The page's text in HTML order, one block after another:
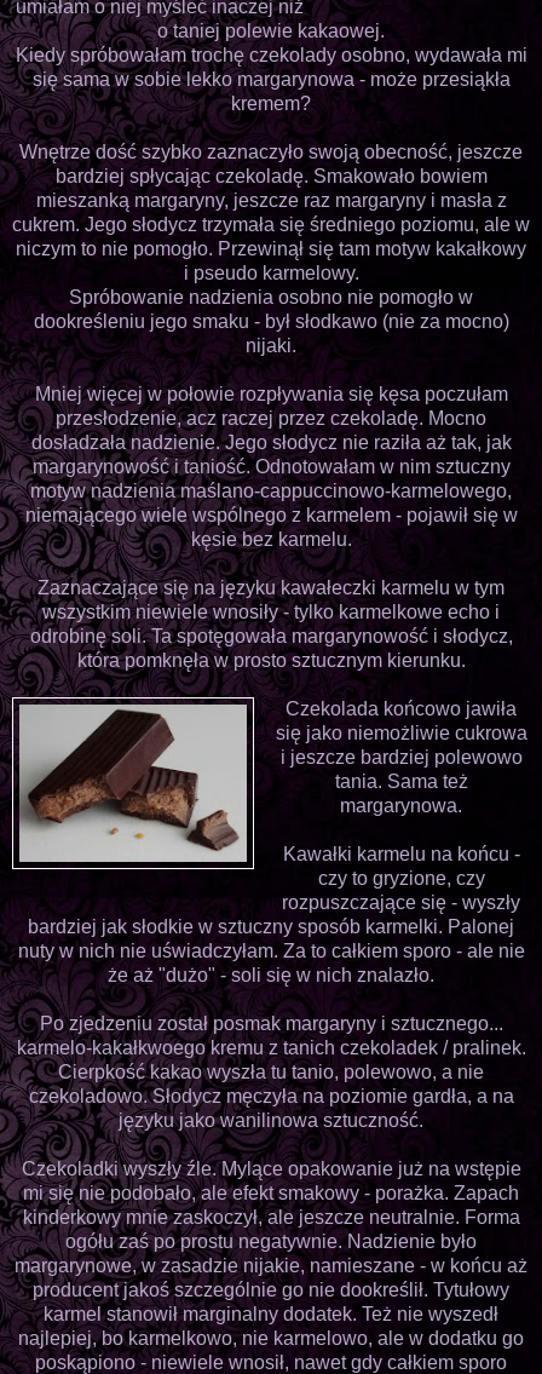
umiałam o niej myśleć inaczej niż
o taniej polewie kakaowej.
Kiedy spróbowałam trochę czekolady osobno, wydawała mi
się sama w sobie lekko margarynowa - może przesiąkła
kremem?
Wnętrze dość szybko zaznaczyło swoją obecność, jeszcze
bardziej spłycając czekoladę. Smakowało bowiem
mieszanką margaryny, jeszcze raz margaryny i masła z
cukrem. Jego słodycz trzymała się średniego poziomu, ale w
niczym to nie pomogło. Przewinął się tam motyw kakałkowy
i pseudo karmelowy.
Spróbowanie nadzienia osobno nie pomogło w
dookreśleniu jego smaku - był słodkawo (nie za mocno)
nijaki.
Mniej więcej w połowie rozpływania się kęsa poczułam
przesłodzenie, acz raczej przez czekoladę. Mocno
dosładzała nadzienie. Jego słodycz nie raziła aż tak, jak
margarynowość i taniość. Odnotowałam w nim sztuczny
motyw nadzienia maślano-cappuccinowo-karmelowego,
niemającego wiele wspólnego z karmelem - pojawił się w
kęsie bez karmelu.
Zaznaczające się na języku kawałeczki karmelu w tym
wszystkim niewiele wnosiły - tylko karmelkowe echo i
odrobinę soli. Ta spotęgowała margarynowość i słodycz,
która pomknęła w prosto sztucznym kierunku.
Czekolada końcowo jawiła
się jako niemożliwie cukrowa
i jeszcze bardziej polewowo
tania. Sama też
margarynowa.
Kawałki karmelu na końcu -
czy to gryzione, czy
rozpuszczające się - wyszły
bardziej jak słodkie w sztuczny sposób karmelki. Palonej
nuty w nich nie uświadczyłam. Za to całkiem sporo - ale nie
że aż "dużo" - soli się w nich znalazło.
Po zjedzeniu został posmak margaryny i sztucznego...
karmelo-kakałkwoego kremu z tanich czekoladek / pralinek.
Cierpkość kakao wyszła tu tanio, polewowo, a nie
czekoladowo. Słodycz męczyła na poziomie gardła, a na
języku jako wanilinowa sztuczność.
Czekoladki wyszły źle. Mylące opakowanie już na wstępie
mi się nie podobało, ale efekt smakowy - porażka. Zapach
kinderkowy mnie zaskoczył, ale jeszcze neutralnie. Forma
ogółu zaś po prostu negatywnie. Nadzienie było
margarynowe, w zasadzie nijakie, namieszane - w końcu aż
producent jakoś szczególnie go nie dookreślił. Tytułowy
karmel stanowił marginalny dodatek. Też nie wyszedł
najlepiej, bo karmelkowo, nie karmelowo, ale w dodatku go
poskąpiono - niewiele wnosił, nawet gdy całkiem sporo